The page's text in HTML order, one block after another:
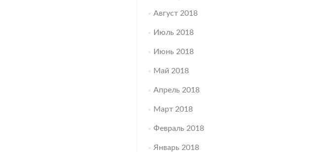
Август 2018
Июль 2018
Июнь 2018
Май 2018
Апрель 2018
Март 2018
Февраль 2018
Январь 2018